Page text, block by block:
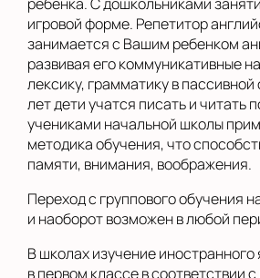
игровой форме. Репетитор
занимается с Вашим ребенком
развивая его коммуникативные
лексику, грамматику в
лет дети учатся писать и читать
учениками начальной школы
методика обучения, что
памяти, внимания, воображения.
Переход с группового обучения
и наоборот возможен в любой
В школах изучение
в первом классе в соответствии